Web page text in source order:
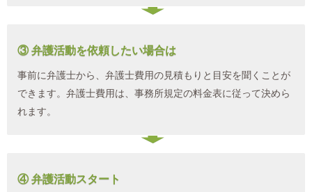
③ 弁護活動を依頼したい場合は
事前に弁護士から、弁護士費用の見積もりと目安を聞くことが
できます。弁護士費用は、事務所規定の料金表に従って決めら
れます。
④ 弁護活動スタート